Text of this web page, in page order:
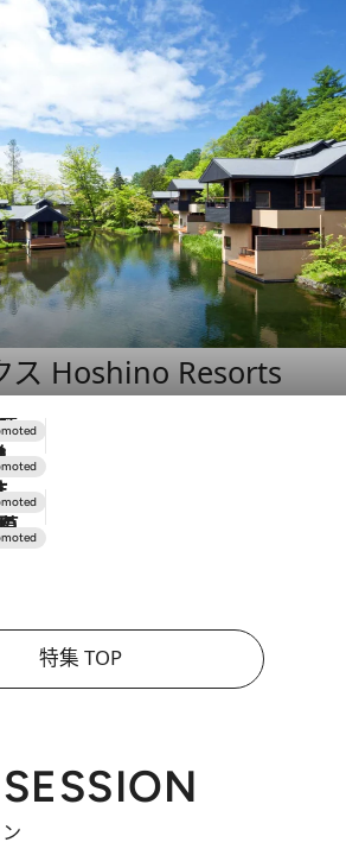
ス Hoshino Resorts
味
特集 TOP